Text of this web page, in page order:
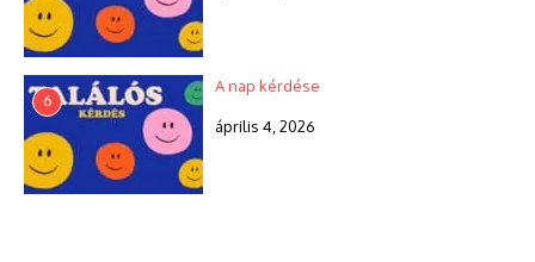
6
A nap kérdése
április 4, 2026